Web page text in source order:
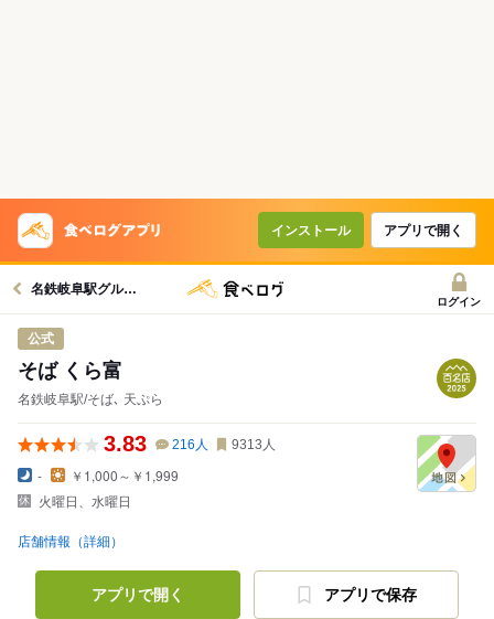
インストール アプリで開く
名鉄岐阜駅グルメへ
ログイン
公式
そば くら富
名鉄岐阜駅/そば､ 天ぷら
3.83 216 人 9313 人
-
￥1,000～￥1,999
火曜日、水曜日
店舗情報（詳細）
アプリで開く アプリで保存